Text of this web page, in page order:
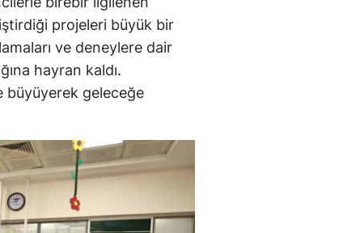
projeleri büyük bir
ve deneylere dair
hayran kaldı.
büyüyerek geleceğe